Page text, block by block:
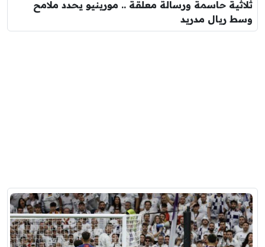
ثلاثية حاسمة ورسالة معلقة .. مورينيو يحدد ملامح
وسط ريال مدريد